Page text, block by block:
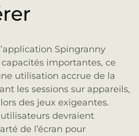
Spingranny
importantes, ce
utilisation accrue de la
les sessions sur appareils,
des jeux exigeantes.
utilisateurs devraient
de l’écran pour